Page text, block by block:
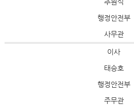
행정안전부
사무관
이사
태승호
행정안전부
주무관